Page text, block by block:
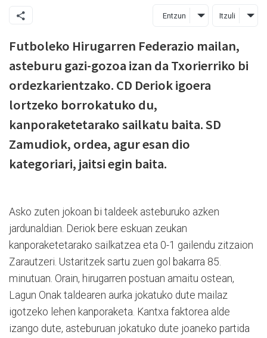
Entzun Itzuli
Futboleko Hirugarren Federazio mailan,
asteburu gazi-gozoa izan da Txorierriko bi
ordezkarientzako. CD Deriok igoera
lortzeko borrokatuko du,
kanporaketetarako sailkatu baita. SD
Zamudiok, ordea, agur esan dio
kategoriari, jaitsi egin baita.
Asko zuten jokoan bi taldeek asteburuko azken
jardunaldian. Deriok bere eskuan zeukan
kanporaketetarako sailkatzea eta 0-1 gailendu zitzaion
Zarautzeri. Ustaritzek sartu zuen gol bakarra 85.
minutuan. Orain, hirugarren postuan amaitu ostean,
Lagun Onak taldearen aurka jokatuko dute mailaz
igotzeko lehen kanporaketa. Kantxa faktorea alde
izango dute, asteburuan jokatuko dute joaneko partida